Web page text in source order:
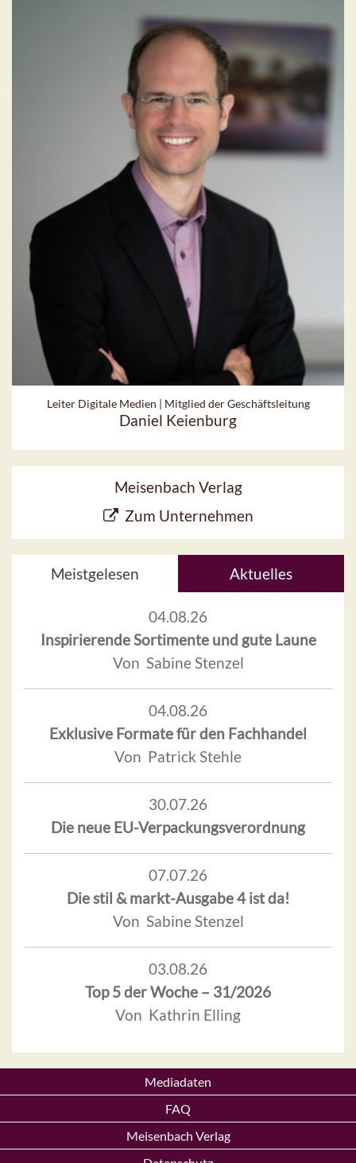
Leiter Digitale Medien | Mitglied der Geschäftsleitung
Daniel Keienburg
Meisenbach Verlag
Zum Unternehmen
Meistgelesen Aktuelles
04.08.26
Inspirierende Sortimente und gute Laune
Von Sabine Stenzel
04.08.26
Exklusive Formate für den Fachhandel
Von Patrick Stehle
30.07.26
Die neue EU-Verpackungsverordnung
07.07.26
Die stil & markt-Ausgabe 4 ist da!
Von Sabine Stenzel
03.08.26
Top 5 der Woche – 31/2026
Von Kathrin Elling
Mediadaten
FAQ
Meisenbach Verlag